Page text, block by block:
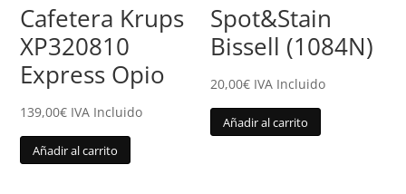
Cafetera Krups
XP320810
Express Opio
139,00€ IVA Incluido
Añadir al carrito
Spot&Stain
Bissell (1084N)
20,00€ IVA Incluido
Añadir al carrito